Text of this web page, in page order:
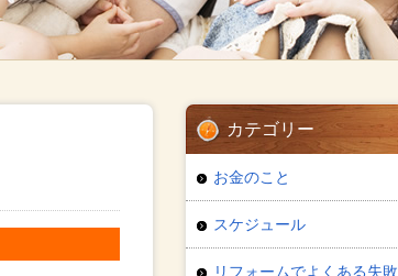
カテゴリー
お金のこと
スケジュール
リフォームでよくある失敗